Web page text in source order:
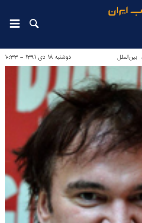
بین‌الملل دوشنبه ۱۸ دی ۱۳۹۱ - ۱۰:۳۳